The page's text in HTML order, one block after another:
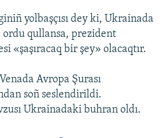
yolbaşçısı dey ki, Ukrainada
ordu qullansa, prezident
«şaşıracaq bir şey» olacaqtır.
Avropa Şurası
soñ seslendirildi.
Ukrainadaki buhran oldı.